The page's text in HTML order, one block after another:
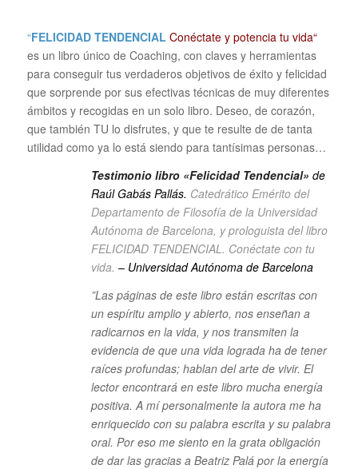
“FELICIDAD TENDENCIAL Conéctate y potencia tu vida“
es un libro único de Coaching, con claves y herramientas
para conseguir tus verdaderos objetivos de éxito y felicidad
que sorprende por sus efectivas técnicas de muy diferentes
ámbitos y recogidas en un solo libro. Deseo, de corazón,
que también TU lo disfrutes, y que te resulte de de tanta
utilidad como ya lo está siendo para tantísimas personas…
Testimonio libro «Felicidad Tendencial» de
Raúl Gabás Pallás. Catedrático Emérito del
Departamento de Filosofía de la Universidad
Autónoma de Barcelona, y prologuista del libro
FELICIDAD TENDENCIAL. Conéctate con tu
vida. – Universidad Autónoma de Barcelona
”Las páginas de este libro están escritas con
un espíritu amplio y abierto, nos enseñan a
radicarnos en la vida, y nos transmiten la
evidencia de que una vida lograda ha de tener
raíces profundas; hablan del arte de vivir. El
lector encontrará en este libro mucha energía
positiva. A mí personalmente la autora me ha
enriquecido con su palabra escrita y su palabra
oral. Por eso me siento en la grata obligación
de dar las gracias a Beatriz Palá por la energía